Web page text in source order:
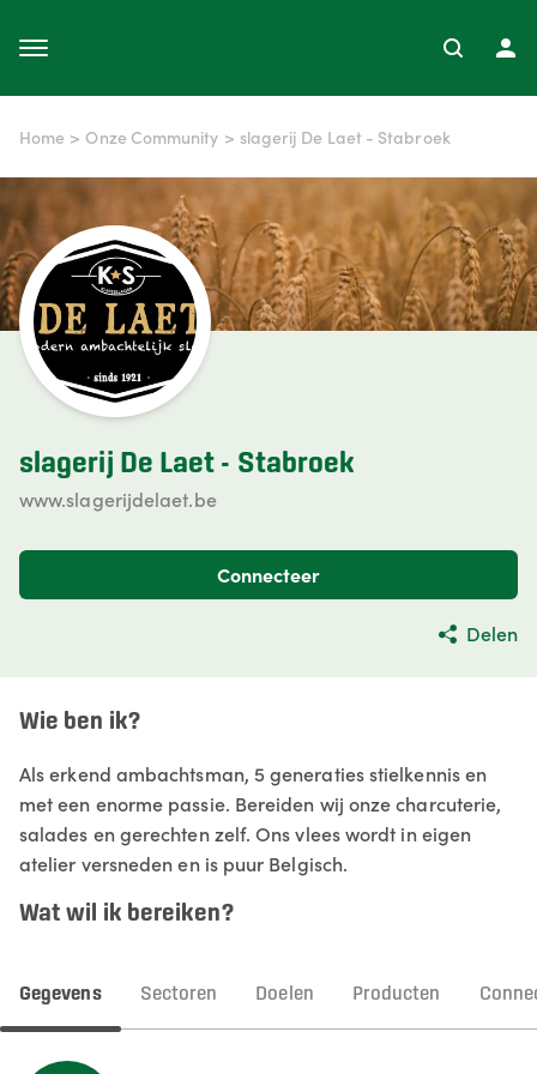
Home > Onze Community > slagerij De Laet - Stabroek
slagerij De Laet - Stabroek
www.slagerijdelaet.be
Connecteer
Delen
Wie ben ik?
Als erkend ambachtsman, 5 generaties stielkennis en
met een enorme passie. Bereiden wij onze charcuterie,
salades en gerechten zelf. Ons vlees wordt in eigen
atelier versneden en is puur Belgisch.
Wat wil ik bereiken?
Gegevens Sectoren Doelen Producten